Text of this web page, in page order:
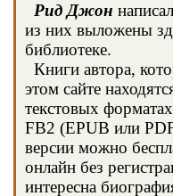
Рид Джон
из них выложены
библиотеке.
Книги автора,
этом сайте
текстовых
FB2 (EPUB или
версии можно
онлайн без
интересна